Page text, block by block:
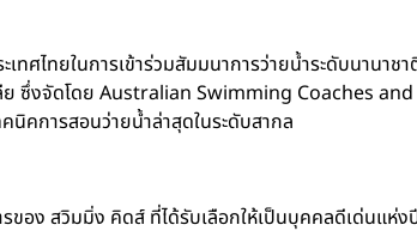
ศไทยในการเข้าร่วมสัมมนาการว่ายน้ำระดับนานา
ซึ่งจัดโดย Australian Swimming Coaches
นิคการสอนว่ายน้ำล่าสุดในระดับสากล
อง สวิมมิ่ง คิดส์ ที่ได้รับเลือกให้เป็นบุคคลดีเด่นแห่ง